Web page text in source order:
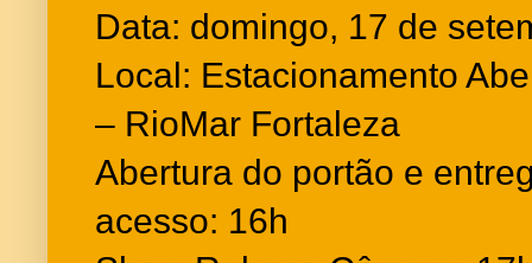
Data: domingo, 17 de
Local: Estacionamento
– RioMar Fortaleza
Abertura do portão e
acesso: 16h